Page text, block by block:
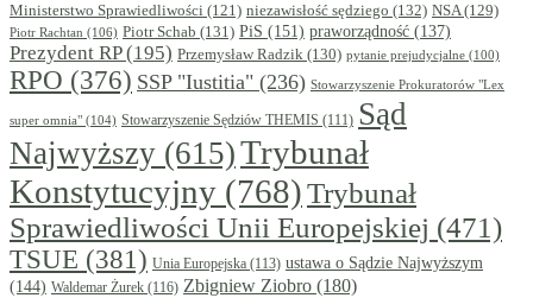
Ministerstwo Sprawiedliwości (121) niezawisłość sędziego (132) NSA(129)
Piotr Rachtan (106) Piotr Schab (131) PiS (151) praworządność (137)
Prezydent RP(195) Przemysław Radzik (130) pytanie prejudycjalne (100)
RPO (376) SSP "Iustitia" (236) Stowarzyszenie Prokuratorów "Lex
super omnia" (104) Stowarzyszenie Sędziów THEMIS (111) Sąd
Najwyższy (615)Trybunał
Konstytucyjny (768)Trybunał
Sprawiedliwości Unii Europejskiej (471)
TSUE (381) Unia Europejska (113) ustawa o Sądzie Najwyższym
(144) Waldemar Żurek (116) Zbigniew Ziobro (180)